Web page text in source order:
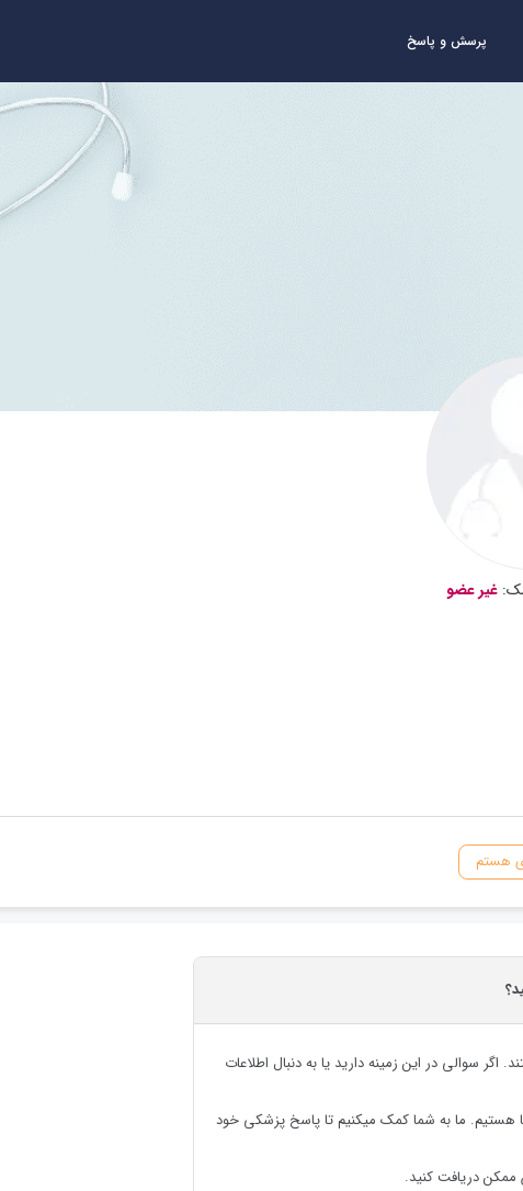
پرسش و پاسخ
غیر عضو
هستم
اگر سوالی در این زمینه دارید یا به دنبال اطلاعات
ما به شما کمک میکنیم تا پاسخ پزشکی خود
ممکن دریافت کنید.